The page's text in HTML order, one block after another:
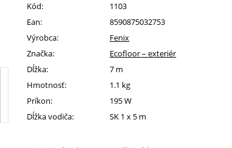
Kód:
1103
Ean:
8590875032753
Výrobca:
Fenix
Značka:
Ecofloor – exteriér
Dĺžka:
7 m
Hmotnosť:
1.1 kg
Príkon:
195 W
Dĺžka vodiča:
SK 1 x 5 m